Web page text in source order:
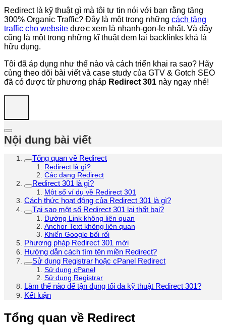
Redirect là kỹ thuật gì mà tôi tự tin nói với bạn rằng tăng
300% Organic Traffic? Đây là một trong những cách tăng
traffic cho website được xem là nhanh-gọn-lẹ nhất. Và đây
cũng là một trong những kĩ thuật đem lại backlinks khá là
hữu dụng.
Tôi đã áp dụng như thế nào và cách triển khai ra sao? Hãy
cùng theo dõi bài viết và case study của GTV & Gotch SEO
đã có được từ phương pháp Redirect 301 này ngay nhé!
Nội dung bài viết
Tổng quan về Redirect
Redirect là gì?
Các dạng Redirect
Redirect 301 là gì?
Một số ví dụ về Redirect 301
Cách thức hoạt động của Redirect 301 là gì?
Tại sao một số Redirect 301 lại thất bại?
Đường Link không liên quan
Anchor Text không liên quan
Khiến Google bối rối
Phương pháp Redirect 301 mới
Hướng dẫn cách tìm tên miền Redirect?
Sử dụng Registrar hoặc cPanel Redirect
Sử dụng cPanel
Sử dụng Registrar
Làm thế nào để tận dụng tối đa kỹ thuật Redirect 301?
Kết luận
Tổng quan về Redirect